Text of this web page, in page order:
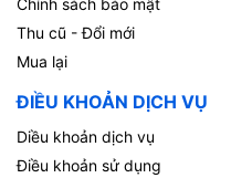
Chính sách bảo mật
Thu cũ - Đổi mới
Mua lại
ĐIỀU KHOẢN DỊCH VỤ
Diều khoản dịch vụ
Điều khoản sử dụng